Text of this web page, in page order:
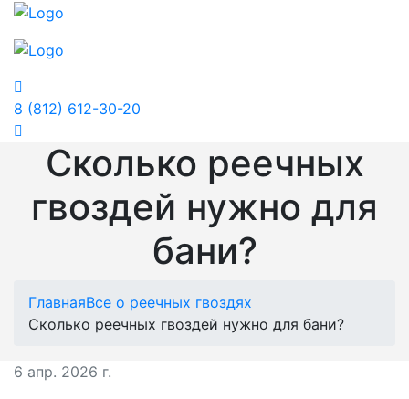
8 (812) 612-30-20
Сколько реечных
гвоздей нужно для
бани?
ГлавнаяВсе о реечных гвоздях
Сколько реечных гвоздей нужно для бани?
6 апр. 2026 г.